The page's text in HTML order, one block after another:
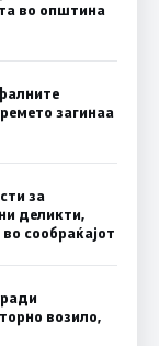
во општина
загинаа
за
деликти,
сообраќајот
возило,